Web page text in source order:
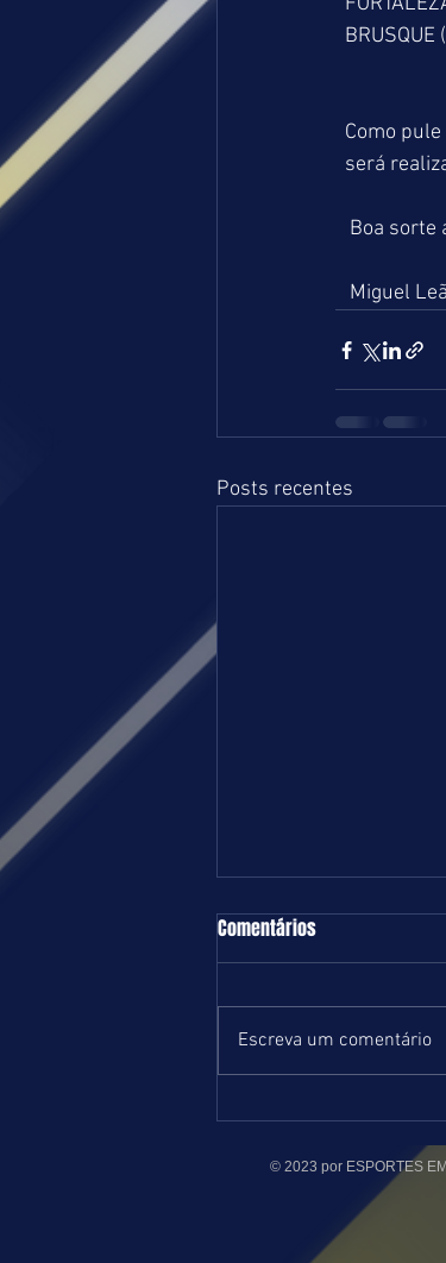
BRUSQUE
Como
será
Boa
Miguel
Posts recentes
TURFE = DOMINGO =
Boa e equilibrada
no Hipódromo de Cidade
Comentários
Escreva um comentário
© 2023 por ESPORTES